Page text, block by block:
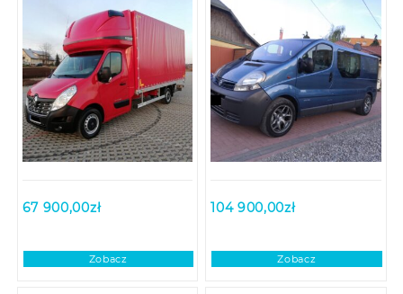
67 900,00zł
Zobacz
104 900,00zł
Zobacz